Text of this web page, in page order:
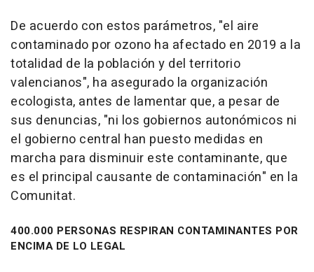
De acuerdo con estos parámetros, "el aire
contaminado por ozono ha afectado en 2019 a la
totalidad de la población y del territorio
valencianos", ha asegurado la organización
ecologista, antes de lamentar que, a pesar de
sus denuncias, "ni los gobiernos autonómicos ni
el gobierno central han puesto medidas en
marcha para disminuir este contaminante, que
es el principal causante de contaminación" en la
Comunitat.
400.000 PERSONAS RESPIRAN CONTAMINANTES POR
ENCIMA DE LO LEGAL